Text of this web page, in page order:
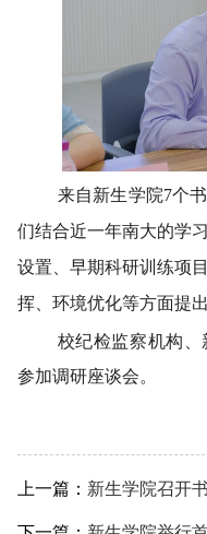
来自新生学院7个
们结合近一年南大的学
设置、早期科研训练项
挥、环境优化等方面提
校纪检监察机构
参加调研座谈会。
上一篇： 新生学院召开